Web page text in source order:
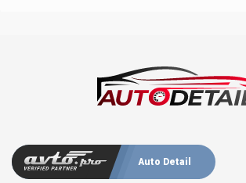
Auto Detail